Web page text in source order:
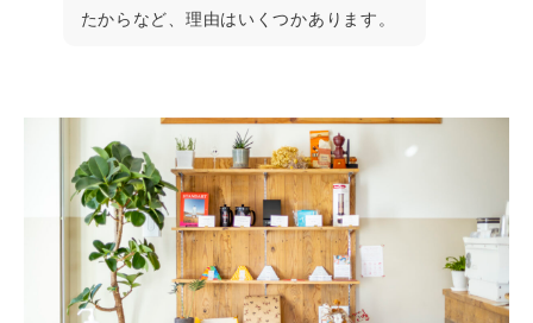
たからなど、理由はいくつかあります。